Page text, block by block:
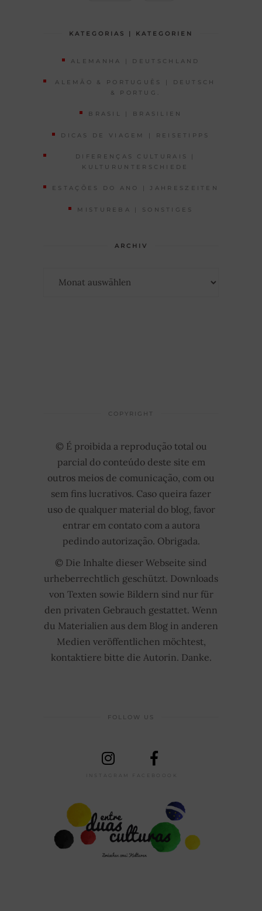
KATEGORIAS | KATEGORIEN
ALEMANHA | DEUTSCHLAND
ALEMÃO & PORTUGUÊS | DEUTSCH
& PORTUG.
BRASIL | BRASILIEN
DICAS DE VIAGEM | REISETIPPS
DIFERENÇAS CULTURAIS |
KULTURUNTERSCHIEDE
ESTAÇÕES DO ANO | JAHRESZEITEN
MISTUREBA | SONSTIGES
ARCHIV
COPYRIGHT
© É proibida a reprodução total ou
parcial do conteúdo deste site em
outros meios de comunicação, com ou
sem fins lucrativos. Caso queira fazer
uso de qualquer material do blog, favor
entrar em contato com a autora
pedindo autorização. Obrigada.
© Die Inhalte dieser Webseite sind
urheberrechtlich geschützt. Downloads
von Texten sowie Bildern sind nur für
den privaten Gebrauch gestattet. Wenn
du Materialien aus dem Blog in anderen
Medien veröffentlichen möchtest,
kontaktiere bitte die Autorin. Danke.
FOLLOW US
INSTAGRAM FACEBOOOK